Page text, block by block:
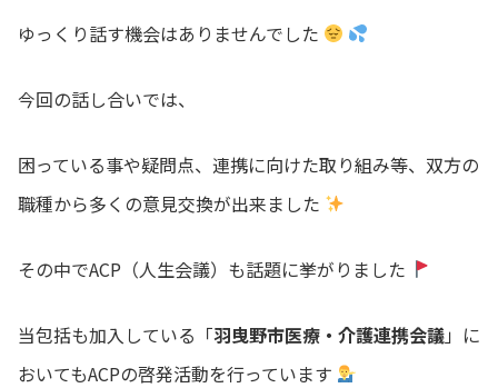
ゆっくり話す機会はありませんでした
今回の話し合いでは、
困っている事や疑問点、連携に向けた取り組み等、双方の
職種から多くの意見交換が出来ました
その中でACP（人生会議）も話題に挙がりました
当包括も加入している「羽曳野市医療・介護連携会議」に
おいてもACPの啓発活動を行っています